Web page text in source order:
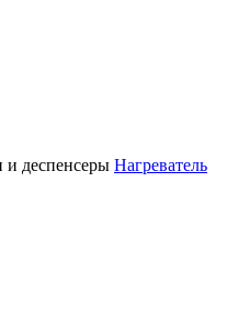
и деспенсеры Нагреватель